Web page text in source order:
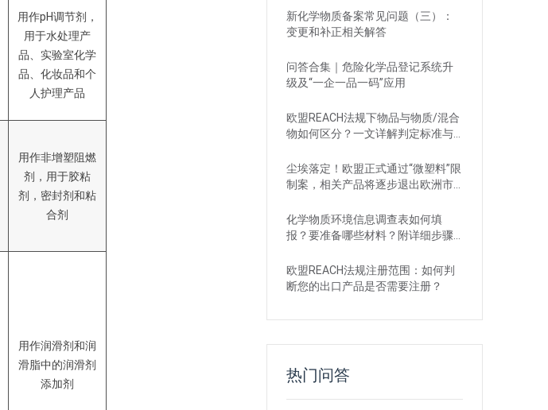
用作pH调节剂，
用于水处理产
品、实验室化学
品、化妆品和个
人护理产品
用作非增塑阻燃
剂，用于胶粘
剂，密封剂和粘
合剂
用作润滑剂和润
滑脂中的润滑剂
添加剂
新化学物质备案常见问题（三）：
变更和补正相关解答
问答合集｜危险化学品登记系统升
级及“一企一品一码”应用
欧盟REACH法规下物品与物质/混合
物如何区分？一文详解判定标准与
尘埃落定！欧盟正式通过“微塑料”限
制案，相关产品将逐步退出欧洲市
化学物质环境信息调查表如何填
报？要准备哪些材料？附详细步骤
欧盟REACH法规注册范围：如何判
断您的出口产品是否需要注册？
热门问答